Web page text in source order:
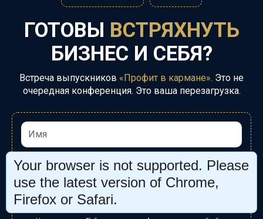
ГОТОВЫ ВСТРЯХНУТЬ
БИЗНЕС И СЕБЯ?
Встреча выпускников «Профит в кармане». Это не
очередная конференция. Это ваша перезагрузка.
Your browser is not supported. Please
use the latest version of Chrome,
Firefox or Safari.